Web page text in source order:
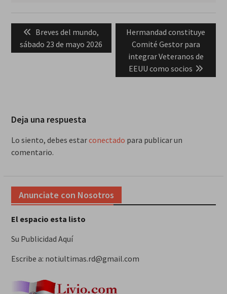
entradas
Previous
post:
Breves del mundo,
sábado 23 de mayo 2026
Next
post:
Hermandad constituye
Comité Gestor para
integrar Veteranos de
EEUU como socios
Deja una respuesta
Lo siento, debes estarconectado para publicar un
comentario.
Anunciate con Nosotros
El espacio esta listo
Su Publicidad Aquí
Escribe a: notiultimas.rd@gmail.com